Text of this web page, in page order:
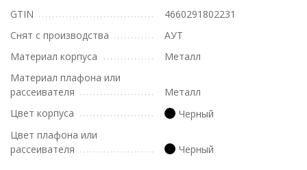
GTIN
4660291802231
Снят с производства
АУТ
Материал корпуса
Металл
Материал плафона или
рассеивателя
Металл
Цвет корпуса
Черный
Цвет плафона или
рассеивателя
Черный